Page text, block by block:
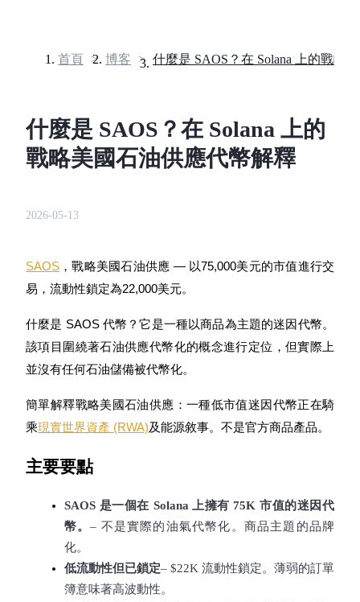
USDT永續
多種以USDT結算的永續合約
幣本位永續
TradFi
美股、外匯、貴金屬及大宗商品衍生性商品
首頁 > 博客 >
什麼是 SAOS？在 Solana 上的
戰略美國石油供應代幣解釋
2026-05-13
SAOS ，戰略美國石油供應 — 以75,000美元的市值進行交
易，流動性鎖定為22,000美元。
什麼是 SAOS 代幣？它是一種以商品為主題的迷因代幣。
該項目圍繞著石油供應代幣化的概念進行定位，但實際上
並沒有任何石油儲備被代幣化。
簡單解釋戰略美國石油供應：一種低市值迷因代幣正在騎
乘現實世界資產 (RWA)及能源敘事。不是官方商品產品。
主要要點
SAOS 是一個在 Solana 上擁有 75K 市值的迷因代
幣。– 不是實際的油氣代幣化。商品主題的品牌
化。
低流動性但已鎖定– $22K 流動性鎖定。薄弱的訂單
簿意味著高波動性。